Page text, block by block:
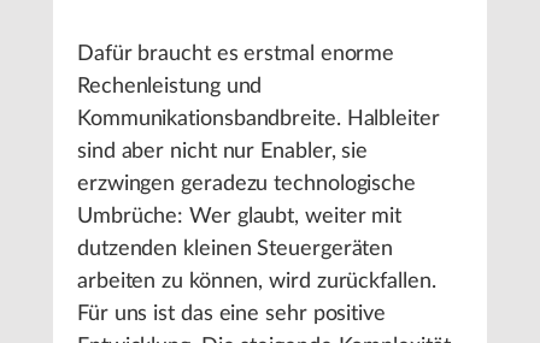
Dafür braucht es erstmal enorme
Rechenleistung und
Kommunikationsbandbreite. Halbleiter
sind aber nicht nur Enabler, sie
erzwingen geradezu technologische
Umbrüche: Wer glaubt, weiter mit
dutzenden kleinen Steuergeräten
arbeiten zu können, wird zurückfallen.
Für uns ist das eine sehr positive